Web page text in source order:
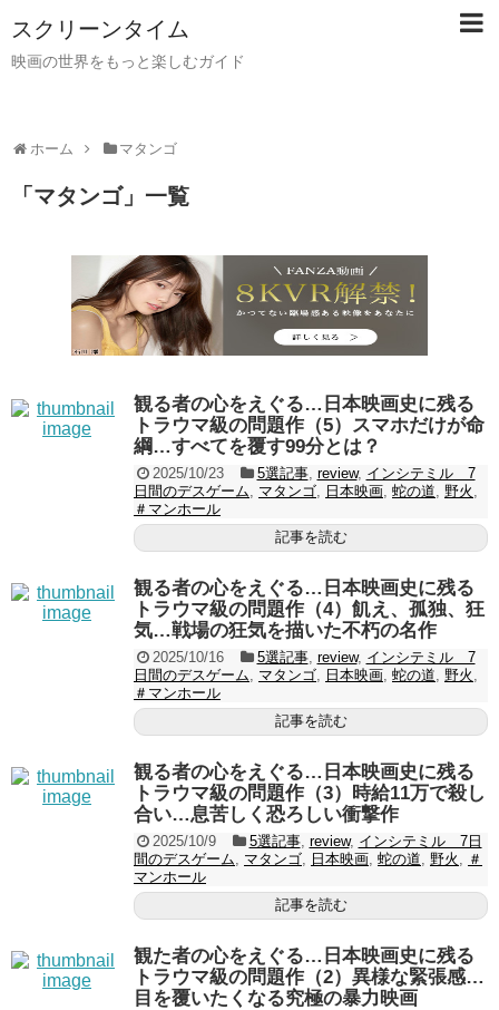
スクリーンタイム
映画の世界をもっと楽しむガイド
ホーム マタンゴ
「 マタンゴ」 一覧
観る者の心をえぐる…日本映画史に残る
トラウマ級の問題作（5）スマホだけが命
綱…すべてを覆す99分とは？
2025/10/23 5選記事, review, インシテミル 7
日間のデスゲーム, マタンゴ, 日本映画, 蛇の道, 野火 ,
＃マンホール
記事を読む
観る者の心をえぐる…日本映画史に残る
トラウマ級の問題作（4）飢え、孤独、狂
気…戦場の狂気を描いた不朽の名作
2025/10/16 5選記事, review, インシテミル 7
日間のデスゲーム, マタンゴ, 日本映画, 蛇の道, 野火 ,
＃マンホール
記事を読む
観る者の心をえぐる…日本映画史に残る
トラウマ級の問題作（3）時給11万で殺し
合い…息苦しく恐ろしい衝撃作
2025/10/9 5選記事, review, インシテミル 7日
間のデスゲーム, マタンゴ, 日本映画, 蛇の道, 野火 , ＃
マンホール
記事を読む
観た者の心をえぐる…日本映画史に残る
トラウマ級の問題作（2）異様な緊張感…
目を覆いたくなる究極の暴力映画